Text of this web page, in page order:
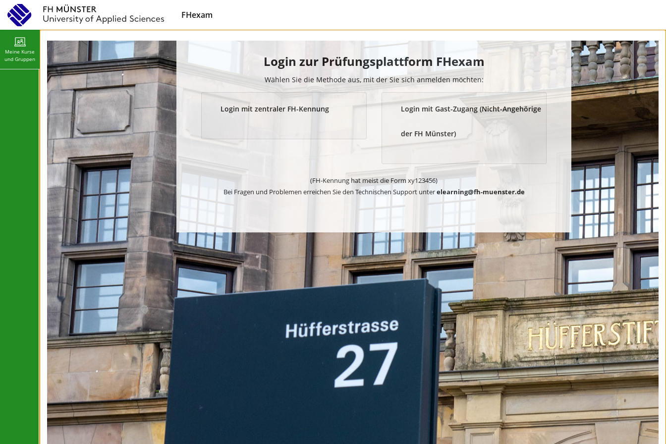
FHexam
Meine Kurse
und Gruppen
Login zur Prüfungsplattform FHexam
Wählen Sie die Methode aus, mit der Sie sich anmelden möchten:
Login mit zentraler FH-Kennung Login mit Gast-Zugang (Nicht-Angehörige
der FH Münster)
(FH-Kennung hat meist die Form xy123456)
Bei Fragen und Problemen erreichen Sie den Technischen Support unterelearning@fh-muenster.de